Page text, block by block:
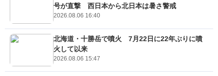
号が直撃 西日本から北日本は暑さ警戒
2026.08.06 16:40
北海道・十勝岳で噴火 7月22日に22年ぶりに噴
火して以来
2026.08.06 15:47